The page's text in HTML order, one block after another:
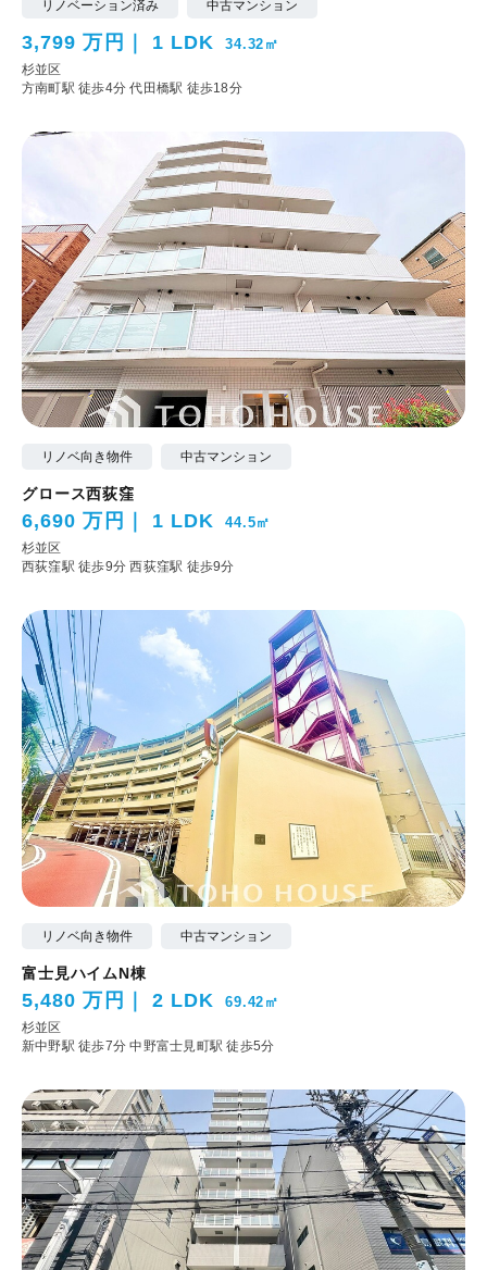
リノベーション済み 中古マンション
3,799 万円 1 LDK 34.32㎡
杉並区
方南町駅 徒歩4分代田橋駅 徒歩18分
リノベ向き物件 中古マンション
グロース西荻窪
6,690 万円 1 LDK 44.5㎡
杉並区
西荻窪駅 徒歩9分西荻窪駅 徒歩9分
リノベ向き物件 中古マンション
富士見ハイムN棟
5,480 万円 2 LDK 69.42㎡
杉並区
新中野駅 徒歩7分中野富士見町駅 徒歩5分